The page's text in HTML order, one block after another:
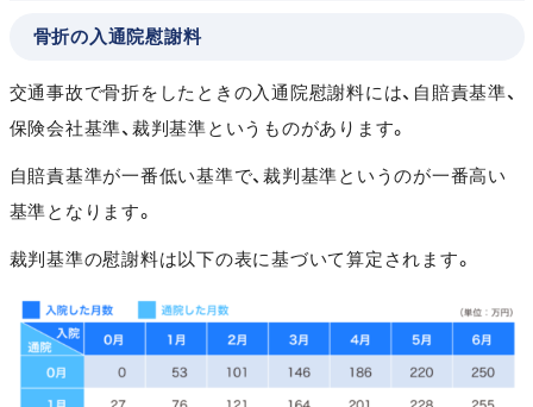
骨折の入通院慰謝料
交通事故で骨折をしたときの入通院慰謝料には、自賠責基準、
保険会社基準、裁判基準というものがあります。
自賠責基準が一番低い基準で、裁判基準というのが一番高い
基準となります。
裁判基準の慰謝料は以下の表に基づいて算定されます。